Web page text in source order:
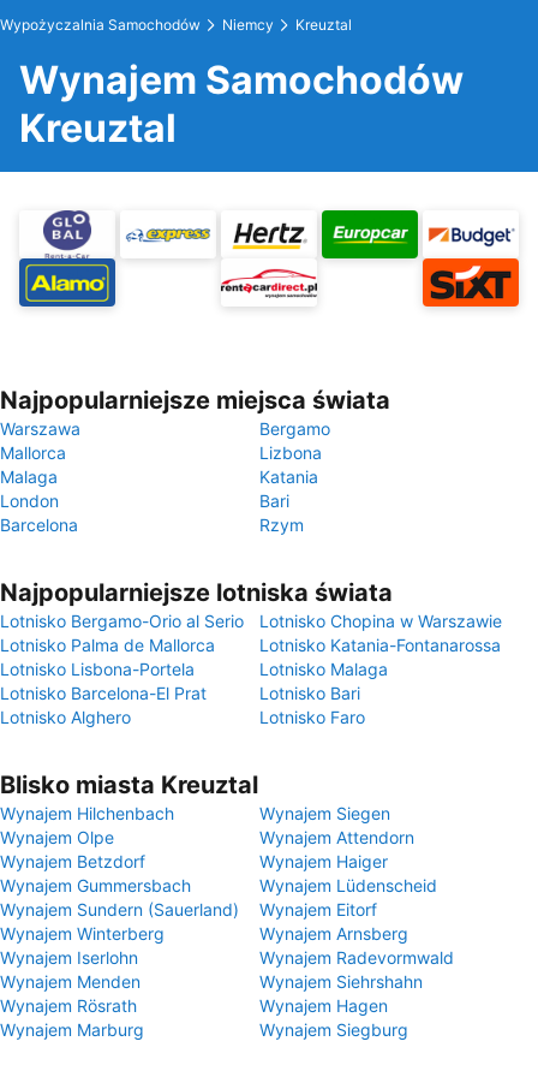
Wypożyczalnia Samochodów Niemcy Kreuztal
Wynajem Samochodów
Kreuztal
Najpopularniejsze miejsca świata
Warszawa
Bergamo
Mallorca
Lizbona
Malaga
Katania
London
Bari
Barcelona
Rzym
Najpopularniejsze lotniska świata
Lotnisko Bergamo-Orio al Serio
Lotnisko Chopina w Warszawie
Lotnisko Palma de Mallorca
Lotnisko Katania-Fontanarossa
Lotnisko Lisbona-Portela
Lotnisko Malaga
Lotnisko Barcelona-El Prat
Lotnisko Bari
Lotnisko Alghero
Lotnisko Faro
Blisko miasta Kreuztal
Wynajem Hilchenbach
Wynajem Siegen
Wynajem Olpe
Wynajem Attendorn
Wynajem Betzdorf
Wynajem Haiger
Wynajem Gummersbach
Wynajem Lüdenscheid
Wynajem Sundern (Sauerland)
Wynajem Eitorf
Wynajem Winterberg
Wynajem Arnsberg
Wynajem Iserlohn
Wynajem Radevormwald
Wynajem Menden
Wynajem Siehrshahn
Wynajem Rösrath
Wynajem Hagen
Wynajem Marburg
Wynajem Siegburg